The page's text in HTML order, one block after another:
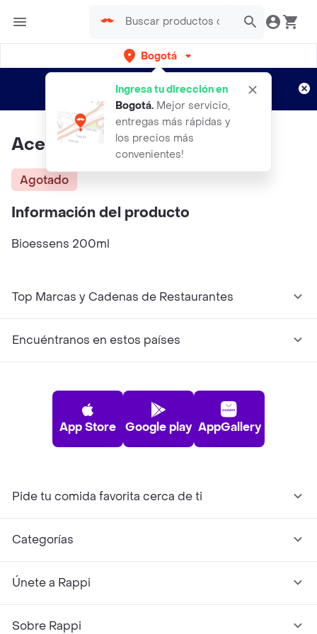
Bogotá
Ingresa tu dirección en
Bogotá. Mejor servicio,
entregas más rápidas y
los precios más
convenientes!
envíos gratis por semanas
Aplican TyC
Aceite De Coco
Agotado
Información del producto
Bioessens 200ml
Top Marcas y Cadenas de Restaurantes
Encuéntranos en estos países
App Store Google play AppGallery
Pide tu comida favorita cerca de ti
Categorías
Únete a Rappi
Sobre Rappi